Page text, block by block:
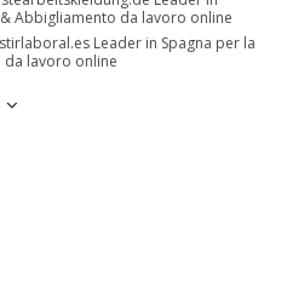
Abbigliamento da lavoro online
Leader in Spagna per la
da lavoro online